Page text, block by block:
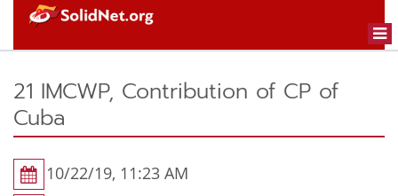
21 IMCWP, Contribution of CP of
Cuba
10/22/19, 11:23 AM